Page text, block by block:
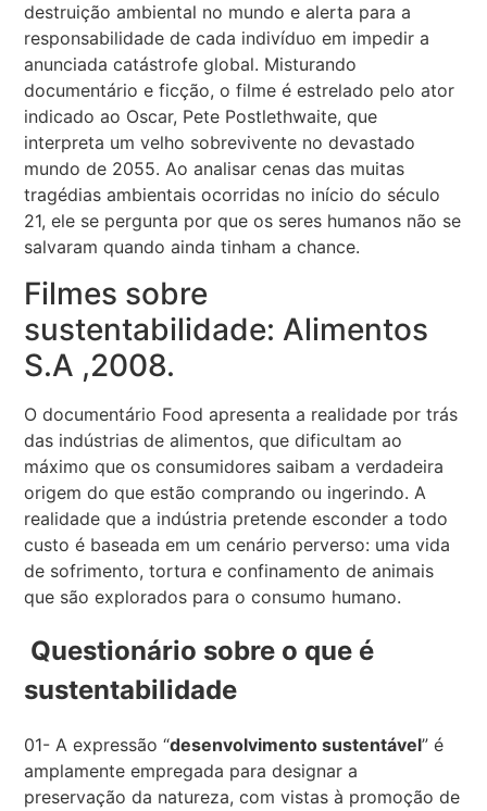
destruição ambiental no mundo e alerta para a
responsabilidade de cada indivíduo em impedir a
anunciada catástrofe global. Misturando
documentário e ficção, o filme é estrelado pelo ator
indicado ao Oscar, Pete Postlethwaite, que
interpreta um velho sobrevivente no devastado
mundo de 2055. Ao analisar cenas das muitas
tragédias ambientais ocorridas no início do século
21, ele se pergunta por que os seres humanos não se
salvaram quando ainda tinham a chance.
Filmes sobre
sustentabilidade: Alimentos
S.A ,2008.
O documentário Food apresenta a realidade por trás
das indústrias de alimentos, que dificultam ao
máximo que os consumidores saibam a verdadeira
origem do que estão comprando ou ingerindo. A
realidade que a indústria pretende esconder a todo
custo é baseada em um cenário perverso: uma vida
de sofrimento, tortura e confinamento de animais
que são explorados para o consumo humano.
Questionário sobre o que é
sustentabilidade
01- A expressão “desenvolvimento sustentável” é
amplamente empregada para designar a
preservação da natureza, com vistas à promoção de